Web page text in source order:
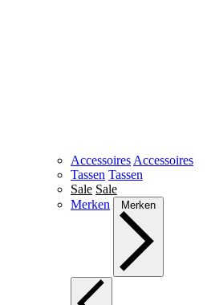
Accessoires Accessoires
Tassen Tassen
Sale Sale
Merken
Merken